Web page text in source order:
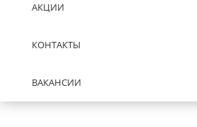
АКЦИИ
КОНТАКТЫ
ВАКАНСИИ